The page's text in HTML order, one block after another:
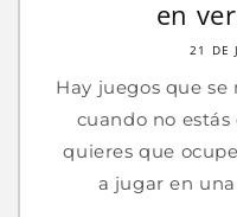
en
21 DE
Hay juegos que
cuando no estás
quieres que
a jugar en